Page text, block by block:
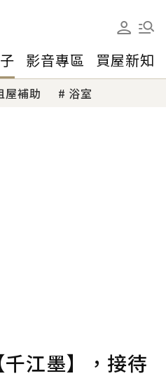
影音專區 買屋新知
屋補助 浴室
江墨】，接待